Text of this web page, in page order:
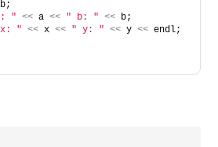
" << a << " b: " << b;
" << x << " y: " << y << endl;